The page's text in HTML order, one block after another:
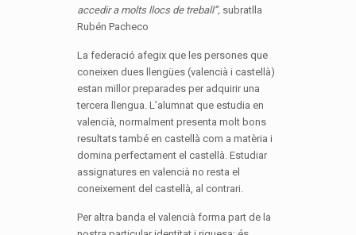
accedir a molts llocs de treball”, subratlla
Rubén Pacheco
La federació afegix que les persones que
coneixen dues llengües (valencià i castellà)
estan millor preparades per adquirir una
tercera llengua. L’alumnat que estudia en
valencià, normalment presenta molt bons
resultats també en castellà com a matèria i
domina perfectament el castellà. Estudiar
assignatures en valencià no resta el
coneixement del castellà, al contrari.
Per altra banda el valencià forma part de la